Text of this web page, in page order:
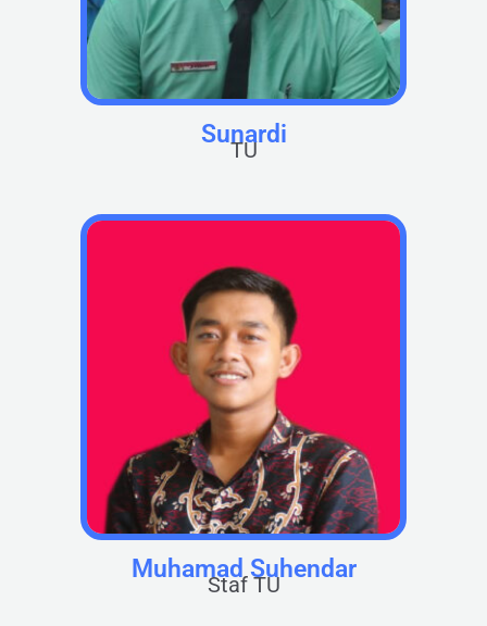
Sunardi
TU
Muhamad Suhendar
Staf TU